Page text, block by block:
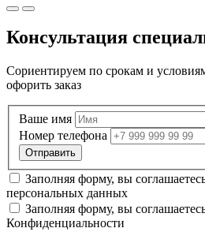
Консультация
Сориентируем по срокам и
офорить заказ
Ваше имя
Номер телефона
Заполняя форму, вы
персональных данных
Заполняя форму, вы
Конфиденциальности